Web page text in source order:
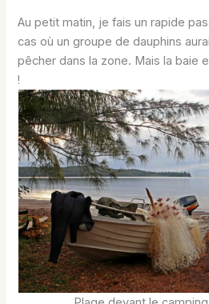
Au petit matin, je fais un rapide
cas où un groupe de dauphins
pêcher dans la zone. Mais la baie
!